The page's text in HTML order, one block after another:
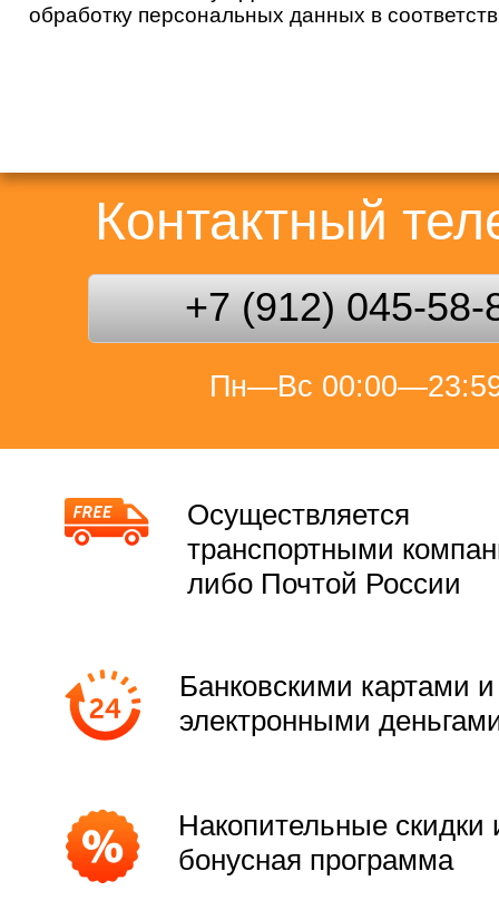
обработку персональных данных в
Контактный
+7 (912) 045-58-
Пн—Вс
Осуществляется
транспортными
либо Почтой России
Банковскими картами и
электронными
Накопительные скидки
бонусная программа